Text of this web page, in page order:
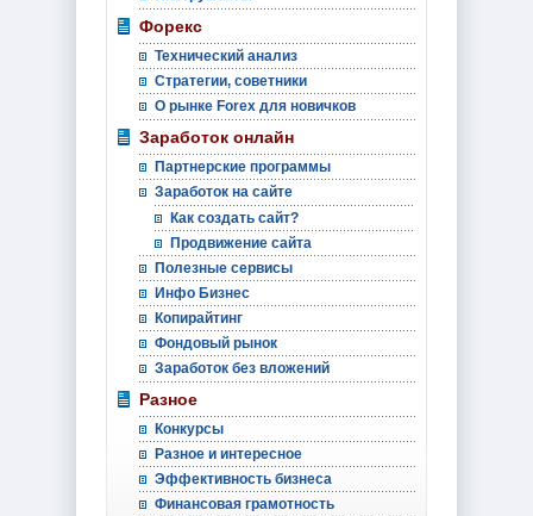
Форекс
Технический анализ
Стратегии, советники
О рынке Forex для новичков
Заработок онлайн
Партнерские программы
Заработок на сайте
Как создать сайт?
Продвижение сайта
Полезные сервисы
Инфо Бизнес
Копирайтинг
Фондовый рынок
Заработок без вложений
Разное
Конкурсы
Разное и интересное
Эффективность бизнеса
Финансовая грамотность